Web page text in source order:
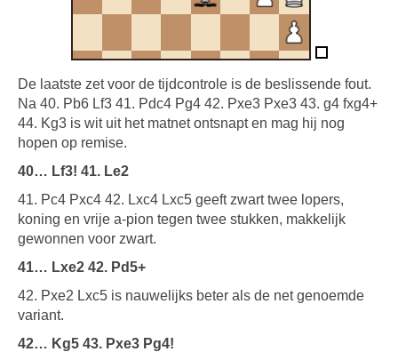
De laatste zet voor de tijdcontrole is de beslissende fout.
Na 40. Pb6 Lf3 41. Pdc4 Pg4 42. Pxe3 Pxe3 43. g4 fxg4+
44. Kg3 is wit uit het matnet ontsnapt en mag hij nog
hopen op remise.
40… Lf3! 41. Le2
41. Pc4 Pxc4 42. Lxc4 Lxc5 geeft zwart twee lopers,
koning en vrije a-pion tegen twee stukken, makkelijk
gewonnen voor zwart.
41… Lxe2 42. Pd5+
42. Pxe2 Lxc5 is nauwelijks beter als de net genoemde
variant.
42… Kg5 43. Pxe3 Pg4!